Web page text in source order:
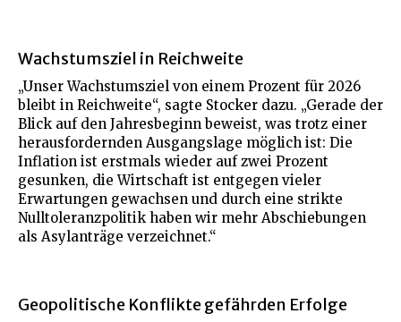
Wachstumsziel in Reichweite
„Unser Wachstumsziel von einem Prozent für 2026
bleibt in Reichweite“, sagte Stocker dazu. „Gerade der
Blick auf den Jahresbeginn beweist, was trotz einer
herausfordernden Ausgangslage möglich ist: Die
Inflation ist erstmals wieder auf zwei Prozent
gesunken, die Wirtschaft ist entgegen vieler
Erwartungen gewachsen und durch eine strikte
Nulltoleranzpolitik haben wir mehr Abschiebungen
als Asylanträge verzeichnet.“
Geopolitische Konflikte gefährden Erfolge